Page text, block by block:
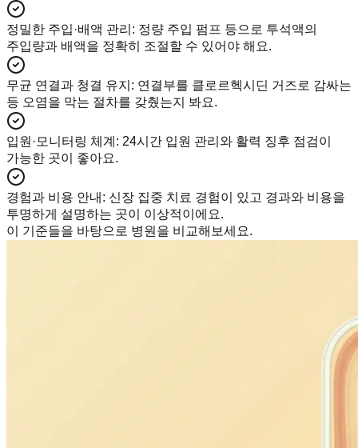
정밀한 주입·배액 관리 : 정량 주입 펌프 등으로 투석액의
주입량과 배액을 정확히 조절할 수 있어야 해요.
무균 연결과 청결 유지 : 연결부를 클로르헥시딘 거즈로 감싸는
등 오염을 막는 절차를 갖췄는지 봐요.
입원·모니터링 체계 : 24시간 입원 관리와 활력 징후 점검이
가능한 곳이 좋아요.
경험과 비용 안내 : 신장 집중 치료 경험이 있고 경과와 비용을
투명하게 설명하는 곳이 이상적이에요.
이 기준들을 바탕으로 병원을 비교해보세요.